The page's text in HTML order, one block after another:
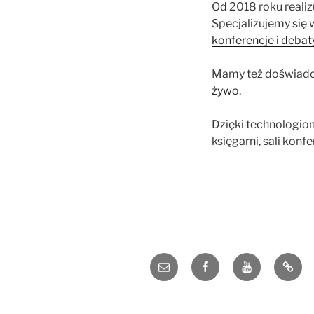
Od 2018 roku
Specjalizujemy się
konferencje i
Mamy też
żywo.
Dzięki
księgarni, sali
e-
mail
FacebookYouTubeBlog